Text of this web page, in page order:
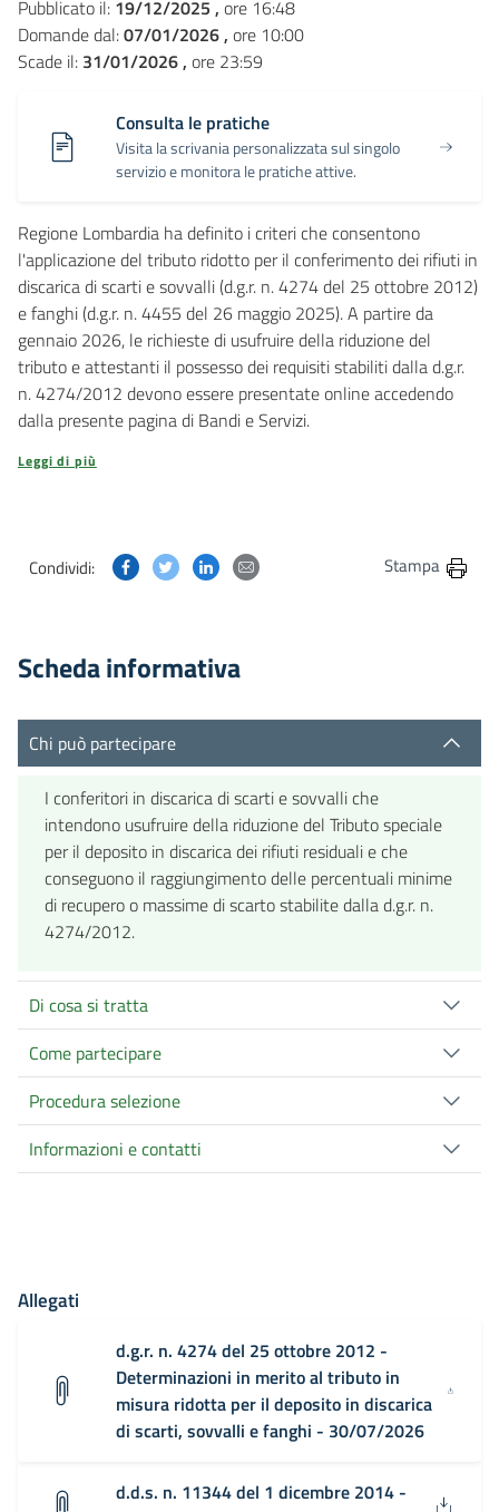
Pubblicato il: 19/12/2025 , ore 16:48
Domande dal:07/01/2026 , ore 10:00
Scade il: 31/01/2026 , ore 23:59
Consulta le pratiche
Visita la scrivania personalizzata sul singolo
servizio e monitora le pratiche attive.
Regione Lombardia ha definito i criteri che consentono
l'applicazione del tributo ridotto per il conferimento dei rifiuti in
discarica di scarti e sovvalli (d.g.r. n. 4274 del 25 ottobre 2012)
e fanghi (d.g.r. n. 4455 del 26 maggio 2025). A partire da
gennaio 2026, le richieste di usufruire della riduzione del
tributo e attestanti il possesso dei requisiti stabiliti dalla d.g.r.
n. 4274/2012 devono essere presentate online accedendo
dalla presente pagina di Bandi e Servizi.
Leggi di più
Condividi: Condividi questa pagina su Facebook
Condividi questa pagina su Twitter
Condividi questa pagina su Linkedin
Condividi questa pagina via
Stampa
Scheda informativa
Chi può partecipare
I conferitori in discarica di scarti e sovvalli che
intendono usufruire della riduzione del Tributo speciale
per il deposito in discarica dei rifiuti residuali e che
conseguono il raggiungimento delle percentuali minime
di recupero o massime di scarto stabilite dalla d.g.r. n.
4274/2012.
Di cosa si tratta
Come partecipare
Procedura selezione
Informazioni e contatti
Allegati
d.g.r. n. 4274 del 25 ottobre 2012 -
Determinazioni in merito al tributo in
misura ridotta per il deposito in discarica
di scarti, sovvalli e fanghi - 30/07/2026
d.d.s. n. 11344 del 1 dicembre 2014 -